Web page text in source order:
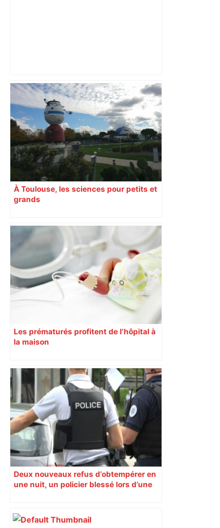
Top 14 : Perpignan mate le leader
Toulouse et quitte la dernière place –
lanouvellerepublique.fr
À Toulouse, les sciences pour petits et
grands
Les prématurés profitent de l’hôpital à
la maison
Deux nouveaux refus d’obtempérer en
une nuit, un policier blessé lors d’une